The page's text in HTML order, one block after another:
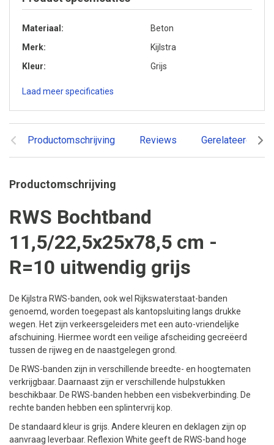
Productomschrijving Reviews Gerelateerde
Productomschrijving
RWS Bochtband
11,5/22,5x25x78,5 cm -
R=10 uitwendig grijs
De Kijlstra RWS-banden, ook wel Rijkswaterstaat-banden
genoemd, worden toegepast als kantopsluiting langs drukke
wegen. Het zijn verkeersgeleiders met een auto-vriendelijke
afschuining. Hiermee wordt een veilige afscheiding gecreëerd
tussen de rijweg en de naastgelegen grond.
De RWS-banden zijn in verschillende breedte- en hoogtematen
verkrijgbaar. Daarnaast zijn er verschillende hulpstukken
beschikbaar. De RWS-banden hebben een visbekverbinding. De
rechte banden hebben een splintervrij kop.
De standaard kleur is grijs. Andere kleuren en deklagen zijn op
aanvraag leverbaar. Reflexion White geeft de RWS-band hoge
Materiaal
Beton
Merk
Kijlstra
Kleur
Grijs
Laad meer specificaties